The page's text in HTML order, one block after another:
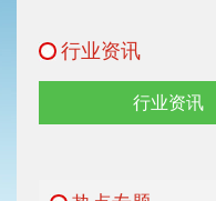
行业资讯
行业资讯